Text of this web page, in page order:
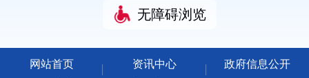
无障碍浏览
网站首页 资讯中心
政府信息公开